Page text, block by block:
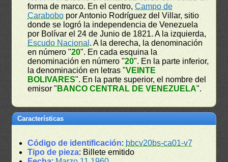
forma de marco. En el centro,Campo de
Carabobo por Antonio Rodríguez del Villar, sitio
donde se logró la independencia de Venezuela
por Bolívar el 24 de Junio de 1821. A la izquierda,
Escudo Nacional . A la derecha, la denominación
en número "20". En cada esquina la
denominación en número "20". En la parte inferior,
la denominación en letras "VEINTE
BOLIVARES". En la parte superior, el nombre del
emisor " BANCO CENTRAL DE VENEZUELA".
Características
Código de identificación: bbcv20bs-ca01-v7
Tipo de pieza: Billete emitido